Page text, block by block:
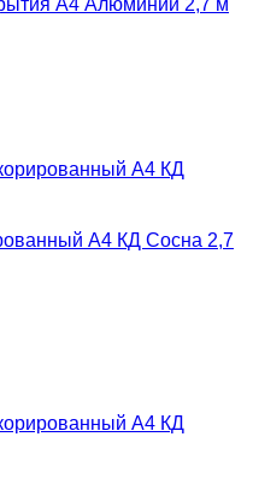
А4 Алюминий 2,7 м
А4 КД Сосна 2,7